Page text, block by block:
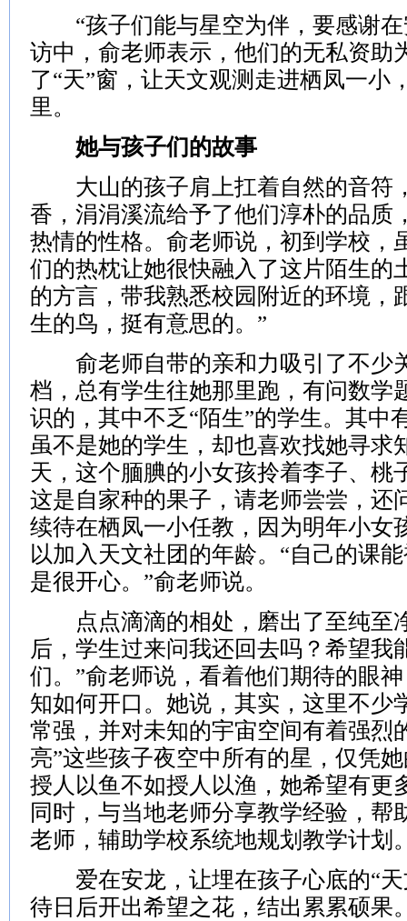
“孩子们能与星空为伴，要感谢在
访中，俞老师表示，他们的无私资助
了“天”窗，让天文观测走进栖凤一小
里。
她与孩子们的故事
大山的孩子肩上扛着自然的音符
香，涓涓溪流给予了他们淳朴的品质
热情的性格。俞老师说，初到学校，
们的热枕让她很快融入了这片陌生的
的方言，带我熟悉校园附近的环境，
生的鸟，挺有意思的。”
俞老师自带的亲和力吸引了不少
档，总有学生往她那里跑，有问数学
识的，其中不乏“陌生”的学生。其中
虽不是她的学生，却也喜欢找她寻求
天，这个腼腆的小女孩拎着李子、桃
这是自家种的果子，请老师尝尝，还
续待在栖凤一小任教，因为明年小女
以加入天文社团的年龄。“自己的课
是很开心。”俞老师说。
点点滴滴的相处，磨出了至纯至
后，学生过来问我还回去吗？希望我
们。”俞老师说，看着他们期待的眼
知如何开口。她说，其实，这里不少
常强，并对未知的宇宙空间有着强烈
亮”这些孩子夜空中所有的星，仅凭
授人以鱼不如授人以渔，她希望有更
同时，与当地老师分享教学经验，帮
老师，辅助学校系统地规划教学计划
爱在安龙，让埋在孩子心底的“天
待日后开出希望之花，结出累累硕果